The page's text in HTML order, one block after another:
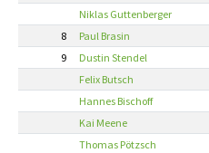
Niklas Guttenberger
8
Paul Brasin
9
Dustin Stendel
Felix Butsch
Hannes Bischoff
Kai Meene
Thomas Pötzsch